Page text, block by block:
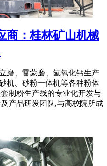
商：桂林矿山机械
磨、雷蒙磨、氢氧化钙生产
机、砂粉一体机等各种粉体
制粉生产线的专业化开发与
产品研发团队,与高校院所成